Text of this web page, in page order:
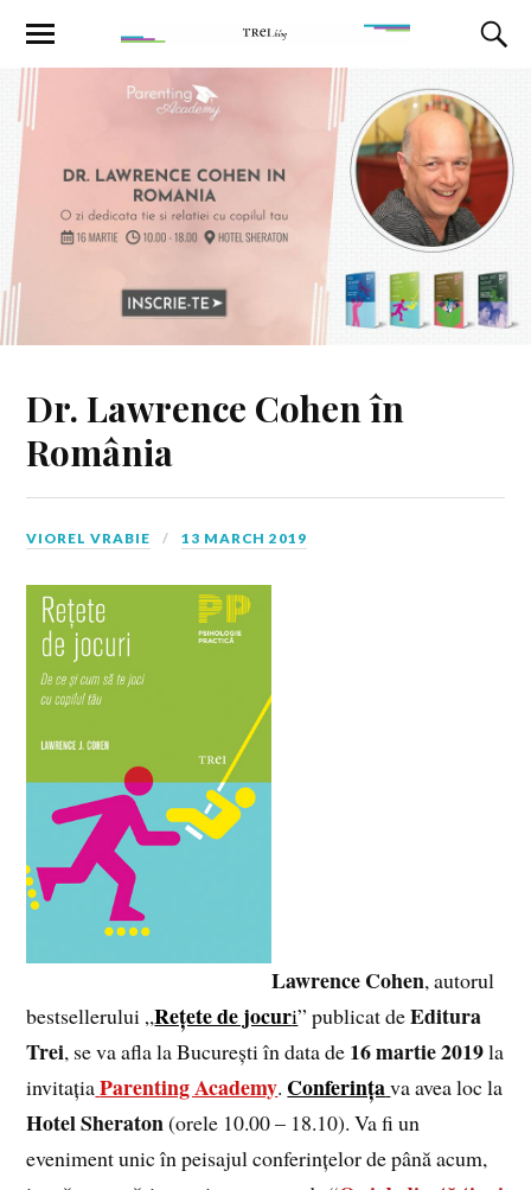
Dr. Lawrence Cohen în
România
VIOREL VRABIE 13 MARCH 2019
Lawrence Cohen, autorul
bestsellerului „Rețete de jocuri” publicat deEditura
Trei, se va afla la București în data de 16 martie 2019la
invitațiaParenting Academy. Conferințava avea loc la
Hotel Sheraton(orele 10.00 – 18.10). Va fi un
eveniment unic în peisajul conferințelor de până acum,